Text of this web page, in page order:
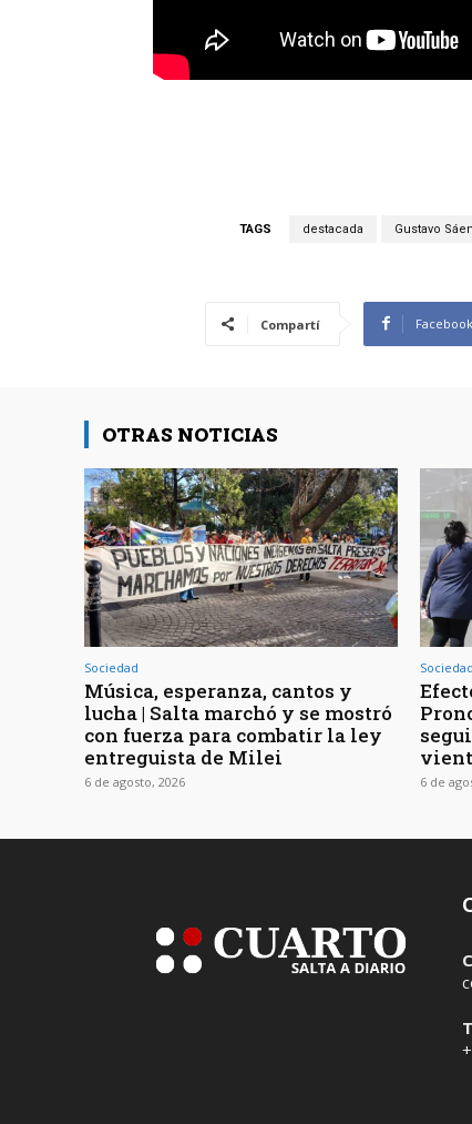
TAGS destacada Gustavo
Compartí Facebook
OTRAS NOTICIAS
Sociedad
Música, esperanza, cantos y
lucha | Salta marchó y se mostró
con fuerza para combatir la ley
entreguista de Milei
6 de agosto, 2026
Sociedad
6 de